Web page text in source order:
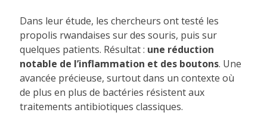
Dans leur étude, les chercheurs ont testé les
propolis rwandaises sur des souris, puis sur
quelques patients. Résultat : une réduction
notable de l’inflammation et des boutons. Une
avancée précieuse, surtout dans un contexte où
de plus en plus de bactéries résistent aux
traitements antibiotiques classiques.